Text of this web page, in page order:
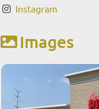
Instagram
Images